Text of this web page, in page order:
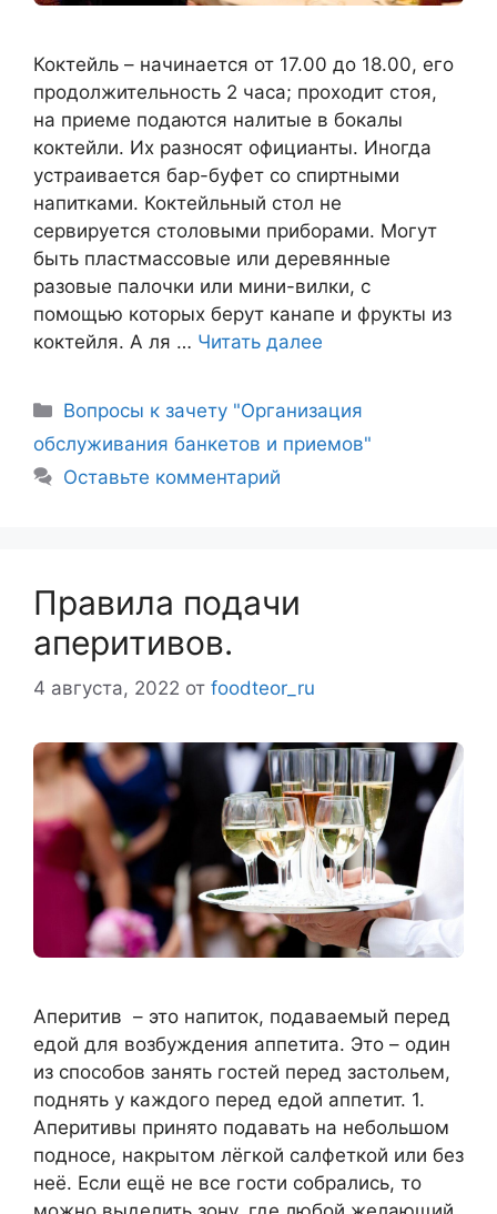
Коктейль – начинается от 17.00 до 18.00, его
продолжительность 2 часа; проходит стоя,
на приеме подаются налитые в бокалы
коктейли. Их разносят официанты. Иногда
устраивается бар-буфет со спиртными
напитками. Коктейльный стол не
сервируется столовыми приборами. Могут
быть пластмассовые или деревянные
разовые палочки или мини-вилки, с
помощью которых берут канапе и фрукты из
коктейля. А ля … Читать далее
Рубрики
Вопросы к зачету "Организация
обслуживания банкетов и приемов"
Оставьте комментарий
Правила подачи
аперитивов.
4 августа, 2022 от foodteor_ru
Аперитив – это напиток, подаваемый перед
едой для возбуждения аппетита. Это – один
из способов занять гостей перед застольем,
поднять у каждого перед едой аппетит. 1.
Аперитивы принято подавать на небольшом
подносе, накрытом лёгкой салфеткой или без
неё. Если ещё не все гости собрались, то